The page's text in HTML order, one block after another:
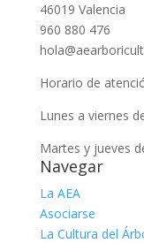
46019 Valencia
960 880 476
Horario de
Lunes a viernes
Martes y jueves
Navegar
La AEA
Asociarse
La Cultura del